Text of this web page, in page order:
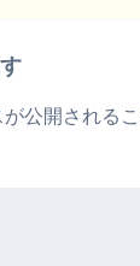
公開される